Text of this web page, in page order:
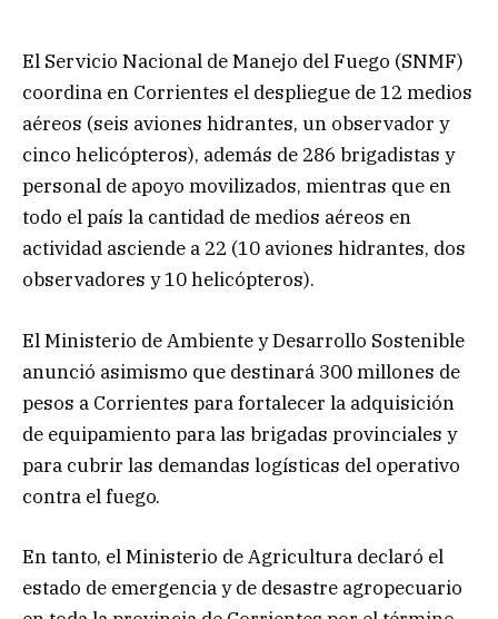
El Servicio Nacional de Manejo del Fuego (SNMF)
coordina en Corrientes el despliegue de 12 medios
aéreos (seis aviones hidrantes, un observador y
cinco helicópteros), además de 286 brigadistas y
personal de apoyo movilizados, mientras que en
todo el país la cantidad de medios aéreos en
actividad asciende a 22 (10 aviones hidrantes, dos
observadores y 10 helicópteros).
El Ministerio de Ambiente y Desarrollo Sostenible
anunció asimismo que destinará 300 millones de
pesos a Corrientes para fortalecer la adquisición
de equipamiento para las brigadas provinciales y
para cubrir las demandas logísticas del operativo
contra el fuego.
En tanto, el Ministerio de Agricultura declaró el
estado de emergencia y de desastre agropecuario